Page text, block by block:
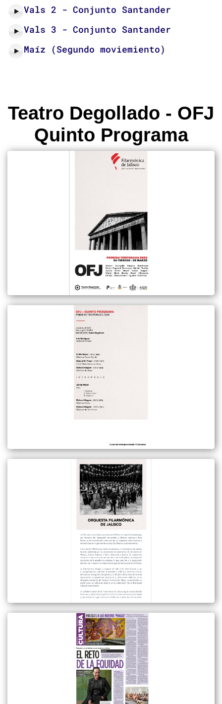
Vals 2 - Conjunto Santander
Vals 3 - Conjunto Santander
Maíz (Segundo moviemiento)
Teatro Degollado - OFJ
Quinto Programa